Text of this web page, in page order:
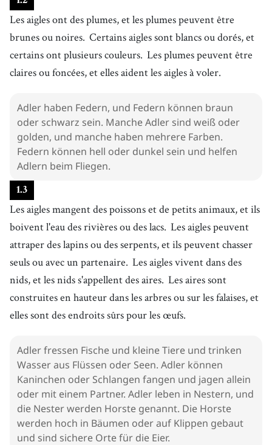
Les aigles ont des plumes, et les plumes peuvent être
brunes ou noires. Certains aigles sont blancs ou dorés, et
certains ont plusieurs couleurs. Les plumes peuvent être
claires ou foncées, et elles aident les aigles à voler.
Adler haben Federn, und Federn können braun
oder schwarz sein. Manche Adler sind weiß oder
golden, und manche haben mehrere Farben.
Federn können hell oder dunkel sein und helfen
Adlern beim Fliegen.
1.3
Les aigles mangent des poissons et de petits animaux, et ils
boivent l'eau des rivières ou des lacs. Les aigles peuvent
attraper des lapins ou des serpents, et ils peuvent chasser
seuls ou avec un partenaire. Les aigles vivent dans des
nids, et les nids s'appellent des aires. Les aires sont
construites en hauteur dans les arbres ou sur les falaises, et
elles sont des endroits sûrs pour les œufs.
Adler fressen Fische und kleine Tiere und trinken
Wasser aus Flüssen oder Seen. Adler können
Kaninchen oder Schlangen fangen und jagen allein
oder mit einem Partner. Adler leben in Nestern, und
die Nester werden Horste genannt. Die Horste
werden hoch in Bäumen oder auf Klippen gebaut
und sind sichere Orte für die Eier.